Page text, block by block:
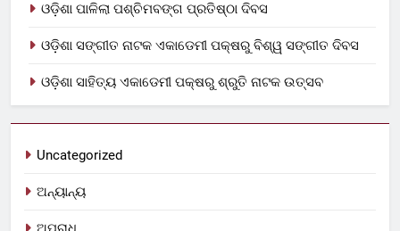
ଓଡ଼ିଶା ପାଳିଲା ପଶ୍ଚିମବଙ୍ଗ ପ୍ରତିଷ୍ଠା ଦିବସ
ଓଡ଼ିଶା ସଙ୍ଗୀତ ନାଟକ ଏକାଡେମୀ ପକ୍ଷରୁ ବିଶ୍ୱ ସଙ୍ଗୀତ ଦିବସ
ଓଡ଼ିଶା ସାହିତ୍ୟ ଏକାଡେମୀ ପକ୍ଷରୁ ଶ୍ରୁତି ନାଟକ ଉତ୍ସବ
Uncategorized
ଅନ୍ୟାନ୍ୟ